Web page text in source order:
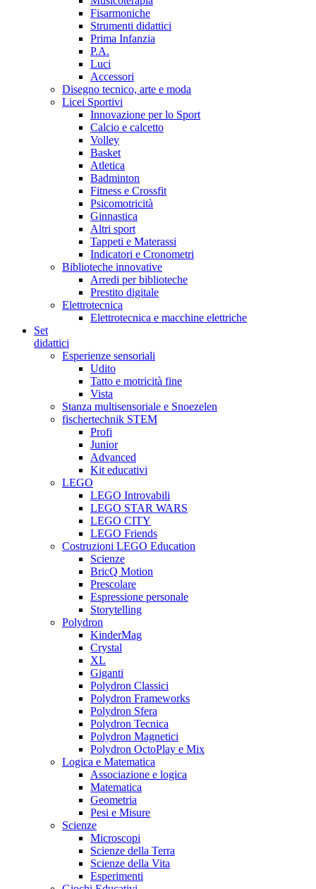
Fisarmoniche
Strumenti didattici
Prima Infanzia
P.A.
Luci
Accessori
Disegno tecnico, arte e moda
Licei Sportivi
Innovazione per lo Sport
Calcio e calcetto
Volley
Basket
Atletica
Badminton
Fitness e Crossfit
Psicomotricità
Ginnastica
Altri sport
Tappeti e Materassi
Indicatori e Cronometri
Biblioteche innovative
Arredi per biblioteche
Prestito digitale
Elettrotecnica
Elettrotecnica e macchine elettriche
Set
didattici
Esperienze sensoriali
Udito
Tatto e motricità fine
Vista
Stanza multisensoriale e Snoezelen
fischertechnik STEM
Profi
Junior
Advanced
Kit educativi
LEGO
LEGO Introvabili
LEGO STAR WARS
LEGO CITY
LEGO Friends
Costruzioni LEGO Education
Scienze
BricQ Motion
Prescolare
Espressione personale
Storytelling
Polydron
KinderMag
Crystal
XL
Giganti
Polydron Classici
Polydron Frameworks
Polydron Sfera
Polydron Tecnica
Polydron Magnetici
Polydron OctoPlay e Mix
Logica e Matematica
Associazione e logica
Matematica
Geometria
Pesi e Misure
Scienze
Microscopi
Scienze della Terra
Scienze della Vita
Esperimenti